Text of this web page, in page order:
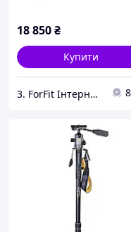
18 850₴
Купити
3. ForFit Інтернет-магазин спортивних товарів